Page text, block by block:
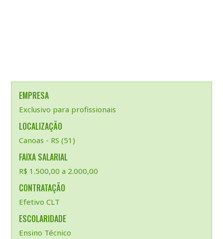
EMPRESA
Exclusivo para profissionais
LOCALIZAÇÃO
Canoas - RS (51)
FAIXA SALARIAL
R$ 1.500,00 a 2.000,00
CONTRATAÇÃO
Efetivo CLT
ESCOLARIDADE
Ensino Técnico